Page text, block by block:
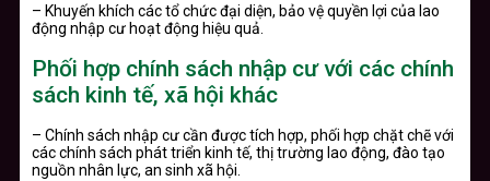
– Khuyến khích các tổ chức đại diện, bảo vệ quyền lợi của lao
động nhập cư hoạt động hiệu quả.
Phối hợp chính sách nhập cư với các chính
sách kinh tế, xã hội khác
– Chính sách nhập cư cần được tích hợp, phối hợp chặt chẽ với
các chính sách phát triển kinh tế, thị trường lao động, đào tạo
nguồn nhân lực, an sinh xã hội.